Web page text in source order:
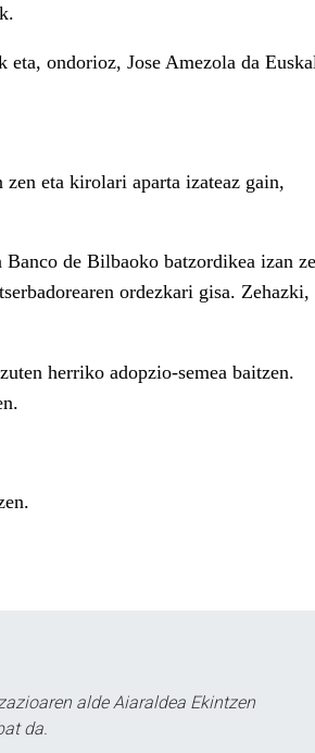
ondorioz, Jose Amezola da
zen eta kirolari aparta izateaz gain,
de Bilbaoko batzordikea izan
ordezkari gisa. Zehazki,
herriko adopzio-semea baitzen.
alde Aiaraldea Ekintzen
da.